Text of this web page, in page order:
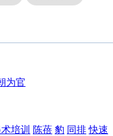
为官
培训 陈蓓 豹 同排 快速